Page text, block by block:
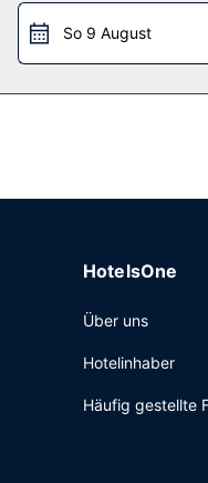
Rôtisserie, einem
Lass deinen Tag bei
So 9 August
HotelsOne
Über uns
Hotelinhaber
Häufig gestellte